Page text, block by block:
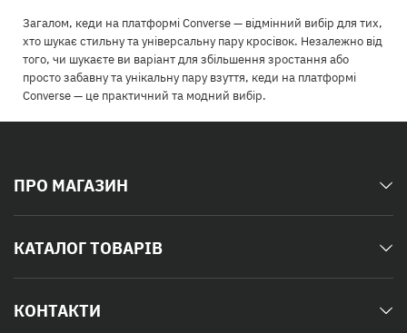
Загалом, кеди на платформі Converse — відмінний вибір для тих,
хто шукає стильну та універсальну пару кросівок. Незалежно від
того, чи шукаєте ви варіант для збільшення зростання або
просто забавну та унікальну пару взуття, кеди на платформі
Converse — це практичний та модний вибір.
ПРО МАГАЗИН
КАТАЛОГ ТОВАРІВ
КОНТАКТИ